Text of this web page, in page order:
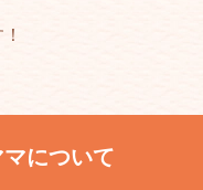
について